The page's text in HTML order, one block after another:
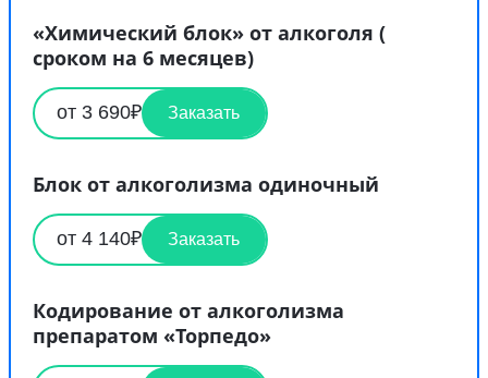
«Химический блок» от алкоголя (
сроком на 6 месяцев)
от 3 690₽ Заказать
Блок от алкоголизма одиночный
от 4 140₽ Заказать
Кодирование от алкоголизма
препаратом «Торпедо»